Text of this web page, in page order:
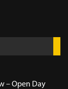
– Open Day